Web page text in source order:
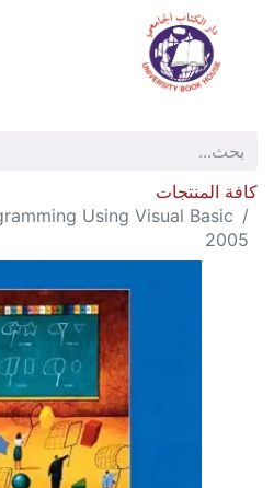
كافة المنتجات
Using Visual Basic
2005